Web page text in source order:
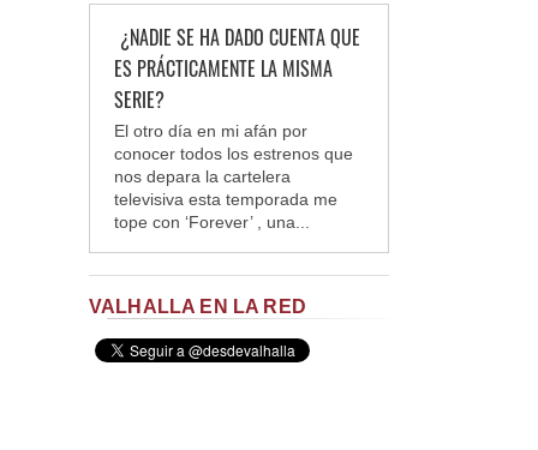
¿NADIE SE HA DADO CUENTA QUE
ES PRÁCTICAMENTE LA MISMA
SERIE?
El otro día en mi afán por
conocer todos los estrenos que
nos depara la cartelera
televisiva esta temporada me
tope con ‘Forever’ , una...
VALHALLA EN LA RED